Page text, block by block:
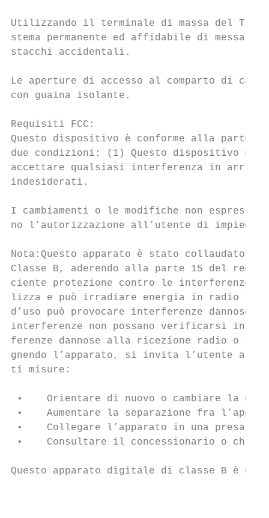
Utilizzando il terminale di massa del
stema permanente ed affidabile di messa
stacchi accidentali.
Le aperture di accesso al comparto di
con guaina isolante.
Requisiti FCC:
Questo dispositivo è conforme alla parte
due condizioni: (1) Questo dispositivo non
accettare qualsiasi interferenza in arrivo,
indesiderati.
I cambiamenti o le modifiche non
no l’autorizzazione all’utente di
Nota:Questo apparato è stato
Classe B, aderendo alla parte 15 del
ciente protezione contro le interferenze
lizza e può irradiare energia in radio
d’uso può provocare interferenze
interferenze non possano verificarsi in
ferenze dannose alla ricezione radio o
gnendo l’apparato, si invita l’utente a
ti misure:
•    Orientare di nuovo o cambiare la
•    Aumentare la separazione fra
•    Collegare l’apparato in una presa
•    Consultare il concessionario o
Questo apparato digitale di classe B è